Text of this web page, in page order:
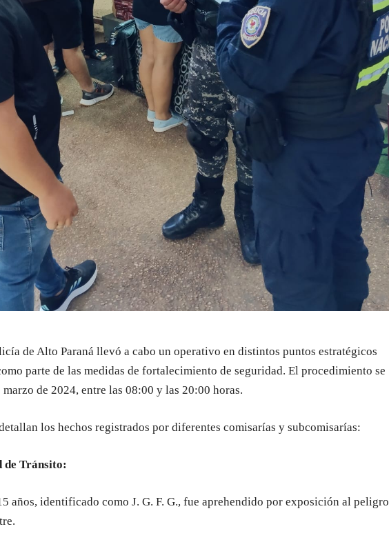
de Alto Paraná llevó a cabo un operativo en distintos puntos estratégicos
parte de las medidas de fortalecimiento de seguridad. El procedimiento se
de 2024, entre las 08:00 y las 20:00 horas.
los hechos registrados por diferentes comisarías y subcomisarías:
de Tránsito:
años, identificado como J. G. F. G., fue aprehendido por exposición al peligro